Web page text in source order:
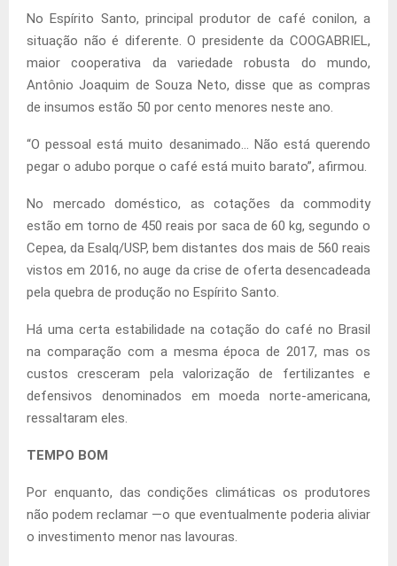
No Espírito Santo, principal produtor de café conilon, a
situação não é diferente. O presidente da COOGABRIEL,
maior cooperativa da variedade robusta do mundo,
Antônio Joaquim de Souza Neto, disse que as compras
de insumos estão 50 por cento menores neste ano.
“O pessoal está muito desanimado… Não está querendo
pegar o adubo porque o café está muito barato”, afirmou.
No mercado doméstico, as cotações da commodity
estão em torno de 450 reais por saca de 60 kg, segundo o
Cepea, da Esalq/USP, bem distantes dos mais de 560 reais
vistos em 2016, no auge da crise de oferta desencadeada
pela quebra de produção no Espírito Santo.
Há uma certa estabilidade na cotação do café no Brasil
na comparação com a mesma época de 2017, mas os
custos cresceram pela valorização de fertilizantes e
defensivos denominados em moeda norte-americana,
ressaltaram eles.
TEMPO BOM
Por enquanto, das condições climáticas os produtores
não podem reclamar —o que eventualmente poderia aliviar
o investimento menor nas lavouras.